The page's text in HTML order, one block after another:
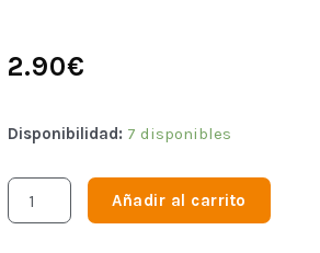
2.90€
Disponibilidad: 7 disponibles
Añadir al carrito